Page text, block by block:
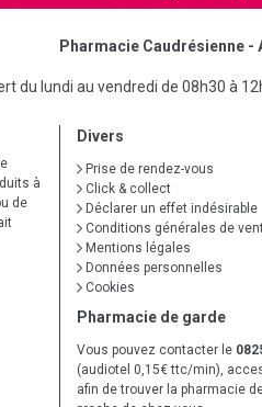
Pharmacie Caudrésienne -
du lundi au vendredi de 08h30 à
à
de
Divers
Prise de rendez-vous
Click & collect
Déclarer un effet indésirable
Conditions générales de
Mentions légales
Données personnelles
Cookies
Pharmacie de garde
Vous pouvez contacter le
(audiotel 0,15€ ttc/min),
afin de trouver la pharmacie